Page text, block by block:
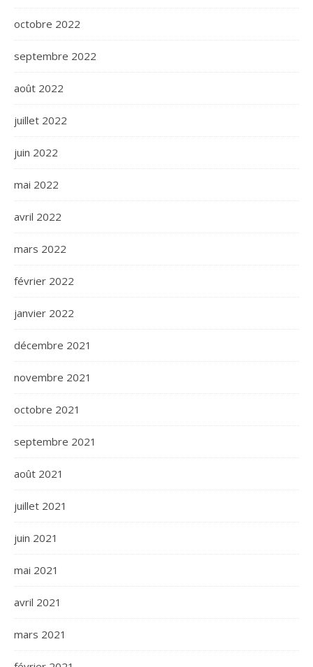
octobre 2022
septembre 2022
août 2022
juillet 2022
juin 2022
mai 2022
avril 2022
mars 2022
février 2022
janvier 2022
décembre 2021
novembre 2021
octobre 2021
septembre 2021
août 2021
juillet 2021
juin 2021
mai 2021
avril 2021
mars 2021